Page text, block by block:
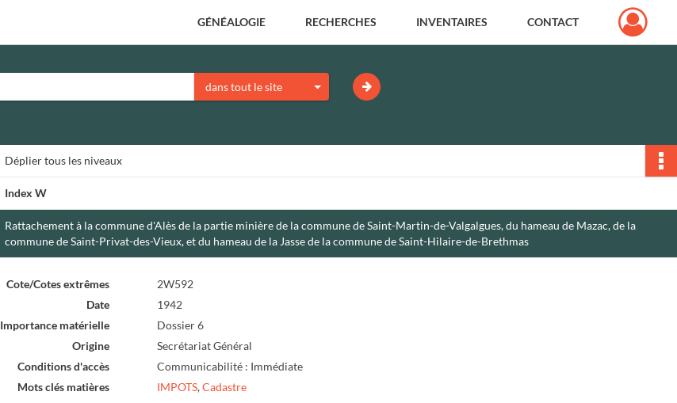
GÉNÉALOGIE RECHERCHES INVENTAIRES CONTACT
dans tout le site
Dépliertous les niveaux
Index W
Rattachement à la commune d'Alès de la partie minière de la commune de Saint-Martin-de-Valgalgues, du hameau de Mazac, de la
commune de Saint-Privat-des-Vieux, et du hameau de la Jasse de la commune de Saint-Hilaire-de-Brethmas
Cote/Cotes extrêmes
2W592
Date
1942
Importance matérielle
Dossier 6
Origine
Secrétariat Général
Conditions d'accès
Communicabilité : Immédiate
Mots clés matières
IMPOTS,Cadastre